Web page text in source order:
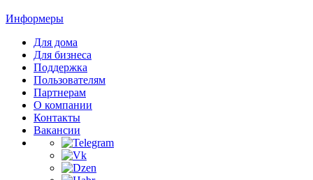
Информеры
Для дома
Для бизнеса
Поддержка
Пользователям
Партнерам
О компании
Контакты
Вакансии